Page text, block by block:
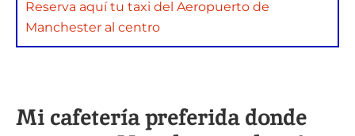
Reserva aquí tu taxi del Aeropuerto de
Manchester al centro
Mi cafetería preferida donde